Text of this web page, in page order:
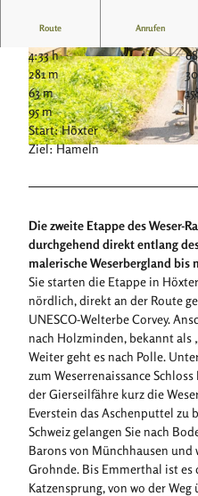
© Stadt Höxter, Dominik Ketz |
© Stadt Höxter, Dominik Ketz |CC-BY-SA
Route Anrufen
4:33 h
281 m
63 m
95 m
Start: Höxter
Ziel: Hameln
Die zweite Etappe des Weser-
durchgehend direkt entlang
malerische Weserbergland
Sie starten die Etappe in
nördlich, direkt an der Route
UNESCO-Welterbe Corvey.
nach Holzminden, bekannt als
Weiter geht es nach Polle.
zum Weserrenaissance
der Gierseilfähre kurz die
Everstein das Aschenputtel zu
Schweiz gelangen Sie nach
Barons von Münchhausen
Grohnde. Bis Emmerthal ist es
Katzensprung, von wo der